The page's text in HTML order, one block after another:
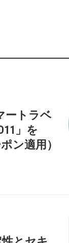
ートラベ
」を
ン適用）